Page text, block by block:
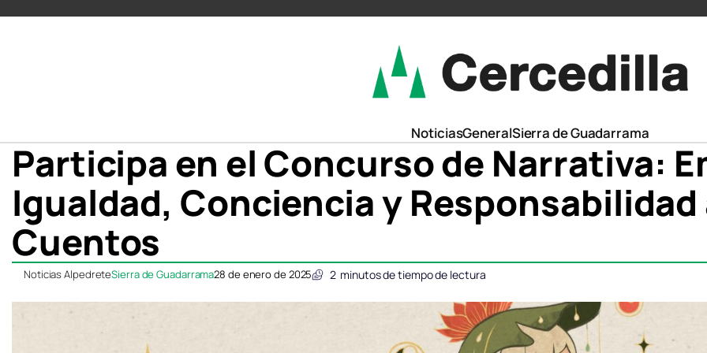
NoticiasGeneralSierra de Guadarrama
Participa en el Concurso de Narrativa:
Igualdad, Conciencia y
Cuentos
Noticias AlpedreteSierra de Guadarrama28 de enero de 2025 2 minutos de tiempo de lectura
en en en en en
en en en en en